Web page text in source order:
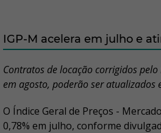
IGP-M acelera em julho e
Contratos de locação corrigidos
em agosto, poderão ser atualizados
O Índice Geral de Preços -
0,78% em julho, conforme